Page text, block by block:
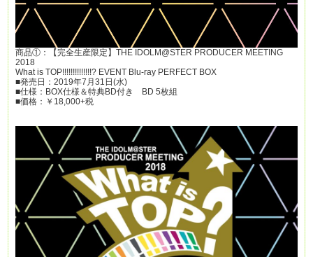
商品①：【完全生産限定】THE IDOLM@STER PRODUCER MEETING
2018
What is TOP!!!!!!!!!!!!!!? EVENT Blu-ray PERFECT BOX
■発売日：2019年7月31日(水)
■仕様：BOX仕様＆特典BD付き BD 5枚組
■価格：￥18,000+税